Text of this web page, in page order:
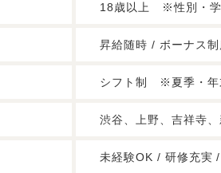
18歳以上 ※性別・
昇給随時 / ボーナス
シフト制 ※夏季・年
渋谷、上野、吉祥寺
未経験OK / 研修充実